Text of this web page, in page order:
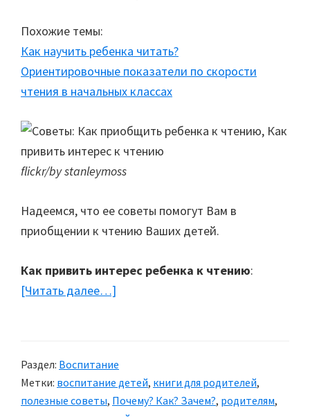
Похожие темы:
Как научить ребенка читать?
Ориентировочные показатели по скорости
чтения в начальных классах
flickr/by stanleymoss
Надеемся, что ее советы помогут Вам в
приобщении к чтению Ваших детей.
Как привить интерес ребенка к чтению:
[Читать далее…]
ребенка
к
чтению
Раздел: Воспитание
Метки: воспитание детей, книги для родителей,
полезные советы, Почему? Как? Зачем?, родителям,